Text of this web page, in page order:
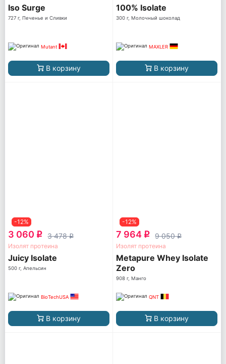
Iso Surge
727 г, Печенье и Сливки
Mutant
В корзину
100% Isolate
300 г, Молочный шоколад
MAXLER
В корзину
-12%
3 060 q 3 478q
Изолят протеина
Juicy Isolate
500 г, Апельсин
BioTechUSA
В корзину
-12%
7 964 q 9 050q
Изолят протеина
Metapure Whey Isolate
Zero
908 г, Манго
QNT
В корзину